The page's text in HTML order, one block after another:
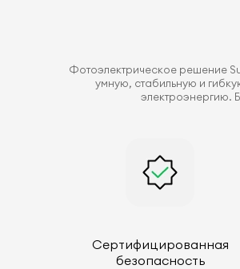
Фотоэлектрическое решение
умную, стабильную и
электроэнергию.
Сертифицированная
безопасность